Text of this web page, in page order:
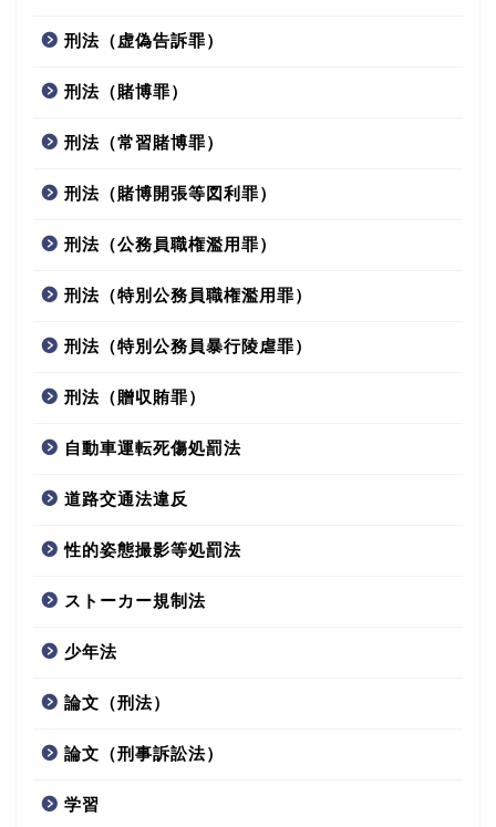
刑法（虚偽告訴罪）
刑法（賭博罪）
刑法（常習賭博罪）
刑法（賭博開張等図利罪）
刑法（公務員職権濫用罪）
刑法（特別公務員職権濫用罪）
刑法（特別公務員暴行陵虐罪）
刑法（贈収賄罪）
自動車運転死傷処罰法
道路交通法違反
性的姿態撮影等処罰法
ストーカー規制法
少年法
論文（刑法）
論文（刑事訴訟法）
学習